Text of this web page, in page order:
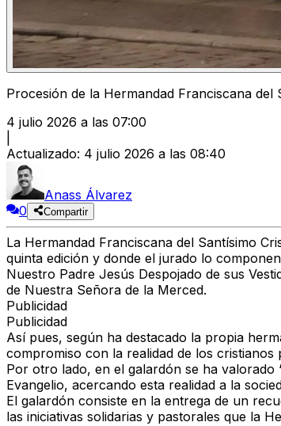
Procesión de la Hermandad Franciscana del
4 julio 2026 a las 07:00
Actualizado: 4 julio 2026 a las 08:40
Anass Álvarez
0
Compartir
La Hermandad Franciscana del Santísimo
quinta edición y donde el jurado lo
Nuestro Padre Jesús Despojado de sus
de Nuestra Señora de la Merced.
Publicidad
Publicidad
Así pues, según ha destacado la propia
compromiso con la realidad de los cristianos
Por otro lado, en el galardón se ha valorado
Evangelio, acercando esta realidad a la
El galardón consiste en la entrega de un
las iniciativas solidarias y pastorales que la